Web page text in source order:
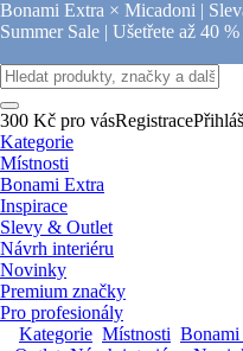
Bonami Extra × Micadoni |
Summer Sale | Ušetřete až 40
300 Kč pro vásRegistrace
Kategorie
Místnosti
Bonami Extra
Inspirace
Slevy & Outlet
Návrh interiéru
Novinky
Premium značky
Pro profesionály
Kategorie Místnosti Bonami